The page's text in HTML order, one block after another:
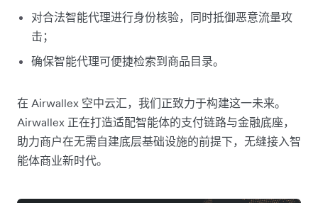
对合法智能代理进行身份核验，同时抵御恶意流量攻
击；
确保智能代理可便捷检索到商品目录。
在 Airwallex 空中云汇，我们正致力于构建这一未来。
Airwallex 正在打造适配智能体的支付链路与金融底座，
助力商户在无需自建底层基础设施的前提下，无缝接入智
能体商业新时代。